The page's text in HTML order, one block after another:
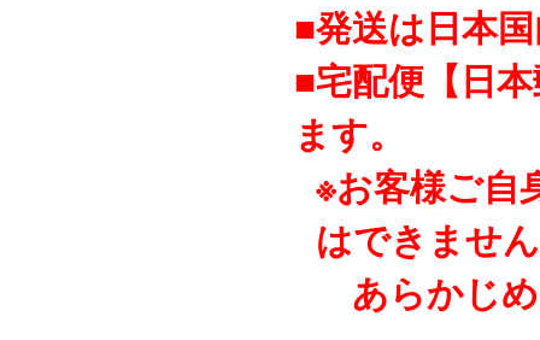
■発送は日本
■宅配便【日
ます。
※お客様ご自
はできませ
あらかじ